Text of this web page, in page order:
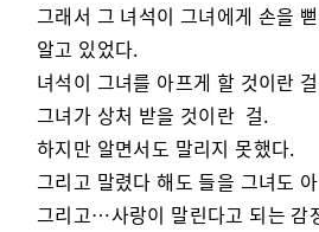
그래서 그 녀석이 그녀에게 손을
알고 있었다.
녀석이 그녀를 아프게 할 것이란
그녀가 상처 받을 것이란 걸.
하지만 알면서도 말리지 못했다.
그리고 말렸다 해도 들을 그녀도
그리고…사랑이 말린다고 되는